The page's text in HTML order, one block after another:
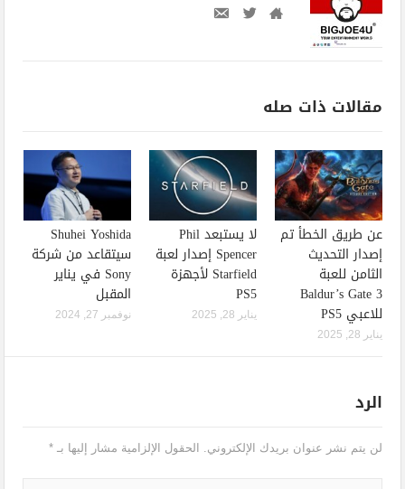
مقالات ذات صله
عن طريق الخطأ تم
إصدار التحديث
الثامن للعبة
Baldur’s Gate 3
للاعبي PS5
يناير 28, 2025
لا يستبعد Phil
Spencer إصدار لعبة
Starfield لأجهزة
PS5
يناير 28, 2025
Shuhei Yoshida
سيتقاعد من شركة
Sony في يناير
المقبل
نوفمبر 27, 2024
الرد
لن يتم نشر عنوان بريدك الإلكتروني. الحقول الإلزامية مشار إليها بـ*